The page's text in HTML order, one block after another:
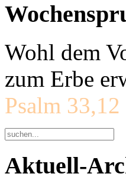
Wohl dem
zum Erbe
Psalm 33,12
Aktuell-